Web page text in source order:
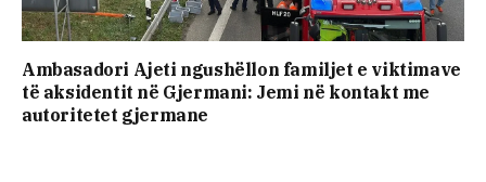
Ambasadori Ajeti ngushëllon familjet e viktimave
të aksidentit në Gjermani: Jemi në kontakt me
autoritetet gjermane